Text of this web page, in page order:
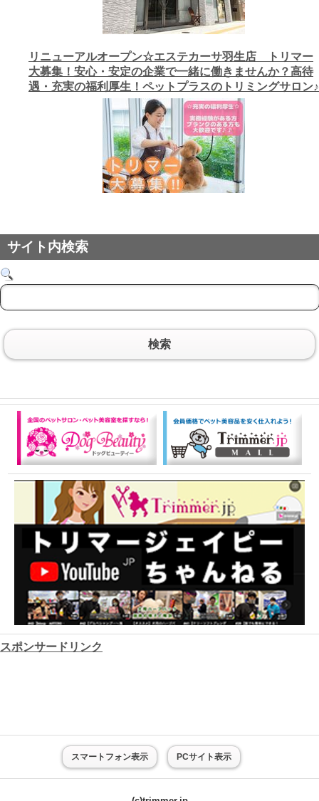
リニューアルオープン☆エステカーサ羽生店 トリマー
大募集！安心・安定の企業で一緒に働きませんか？高待
遇・充実の福利厚生！ペットプラスのトリミングサロン♪
サイト内検索
検索
スポンサードリンク
スマートフォン表示 PCサイト表示